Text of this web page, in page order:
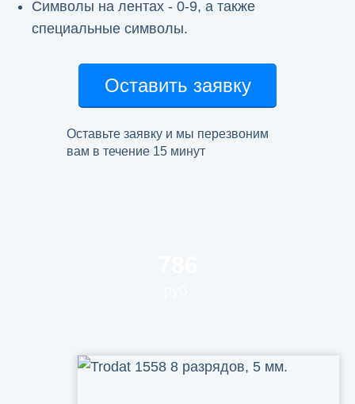
Символы на лентах - 0-9, а также
специальные символы.
Оставить заявку
Оставьте заявку и мы перезвоним
вам в течение 15 минут